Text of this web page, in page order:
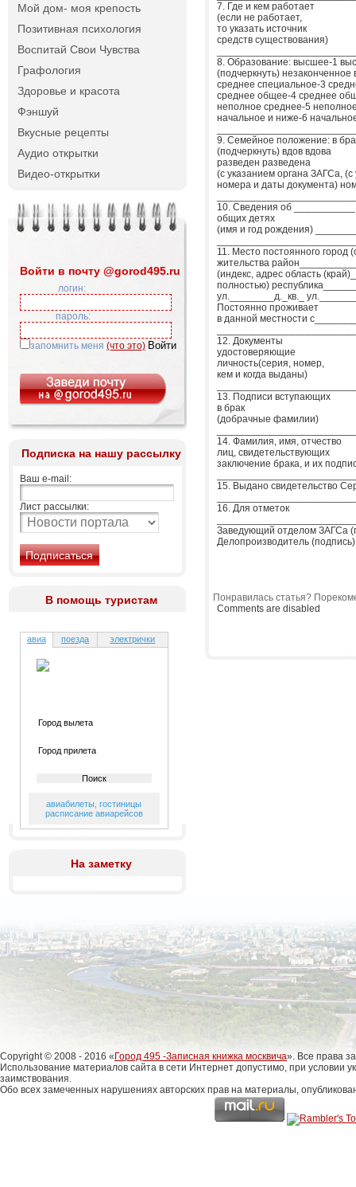
Мой дом- моя крепость
Позитивная психология
Воспитай Свои Чувства
Графология
Здоровье и красота
Фэншуй
Вкусные рецепты
Аудио открытки
Видео-открытки
Войти в почту @gorod495.ru
логин:
пароль:
запомнить меня (что это)
Подписка на нашу рассылку
Ваш e-mail:
Лист рассылки:
В помощь туристам
авиа поезда электрички
авиабилеты ,гостиницы
расписание авиарейсов
На заметку
7. Где и кем работает
(если не работает,
то указать источник
средств существования)
8. Образование: высшее-1
(подчеркнуть)
среднее специальное-3
среднее общее-4 среднее
неполное среднее-5
начальное и ниже-6
9. Семейное положение: в
(подчеркнуть) вдов вдова
разведен разведена
(с указанием органа ЗАГСа,
номера и даты документа)
10. Сведения об
общих детях
(имя и год рождения)
11. Место постоянного город
жительства
(индекс, адрес область
полностью)
ул.________д._кв._
Постоянно проживает
в данной местности
12. Документы
удостоверяющие
личность(серия, номер,
кем и когда выданы)
13. Подписи вступающих
в брак
(добрачные фамилии)
14. Фамилия, имя, отчество
лиц, свидетельствующих
заключение брака, и их
15. Выдано свидетельство
16. Для отметок
Заведующий отделом ЗАГСа
Делопроизводитель (подпись)
Понравилась статья?
Comments are disabled
Copyright © 2008 - 2016 « Город 495 -Записная книжка москвича». Все права
Использование материалов сайта в сети Интернет допустимо, при условии
заимствования.
Обо всех замеченных нарушениях авторских прав на материалы,